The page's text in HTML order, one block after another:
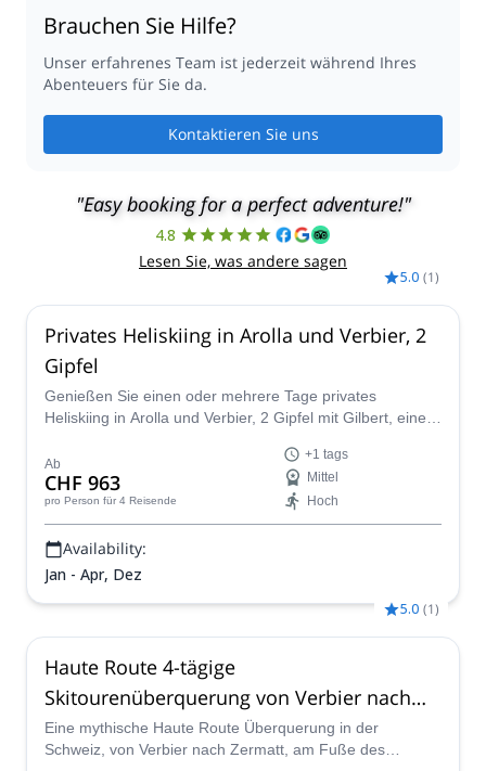
Brauchen Sie Hilfe?
Unser erfahrenes Team ist jederzeit während Ihres
Abenteuers für Sie da.
Kontaktieren Sie uns
"Easy booking for a perfect adventure!"
4.8
Lesen Sie, was andere sagen
5.0 (1)
Privates Heliskiing in Arolla und Verbier, 2
Gipfel
Genießen Sie einen oder mehrere Tage privates
Heliskiing in Arolla und Verbier, 2 Gipfel mit Gilbert, einem
Ab
CHF 963
pro Person für 4 Reisende
+1 tags
Mittel
Hoch
Availability:
Jan - Apr, Dez
5.0 (1)
Haute Route 4-tägige
Skitourenüberquerung von Verbier nach
Zermatt
Eine mythische Haute Route Überquerung in der
Schweiz, von Verbier nach Zermatt, am Fuße des